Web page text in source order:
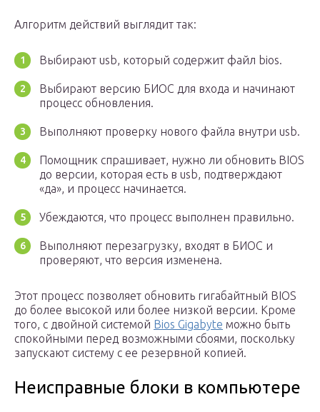
Алгоритм действий выглядит так:
Выбирают usb, который содержит файл bios.
Выбирают версию БИОС для входа и начинают
процесс обновления.
Выполняют проверку нового файла внутри usb.
Помощник спрашивает, нужно ли обновить BIOS
до версии, которая есть в usb, подтверждают
«да», и процесс начинается.
Убеждаются, что процесс выполнен правильно.
Выполняют перезагрузку, входят в БИОС и
проверяют, что версия изменена.
Этот процесс позволяет обновить гигабайтный BIOS
до более высокой или более низкой версии. Кроме
того, с двойной системой Bios Gigabyte можно быть
спокойными перед возможными сбоями, поскольку
запускают систему с ее резервной копией.
Неисправные блоки в компьютере